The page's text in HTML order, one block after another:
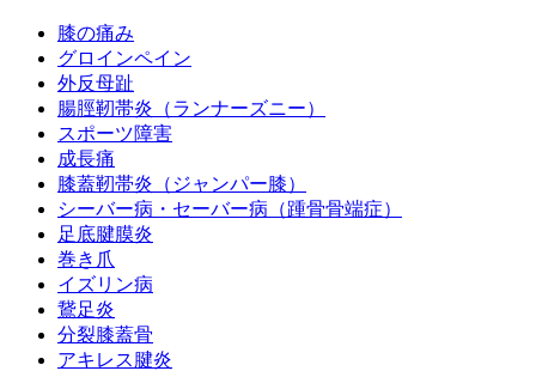
交通事故治療の重要性
交通事故腰痛
交通事故補償について
交通事故頭痛・吐き気
膝の痛み
グロインペイン
外反母趾
腸脛靭帯炎（ランナーズニー）
スポーツ障害
成長痛
膝蓋靭帯炎（ジャンパー膝）
シーバー病・セーバー病（踵骨骨端症）
足底腱膜炎
巻き爪
イズリン病
鵞足炎
分裂膝蓋骨
アキレス腱炎